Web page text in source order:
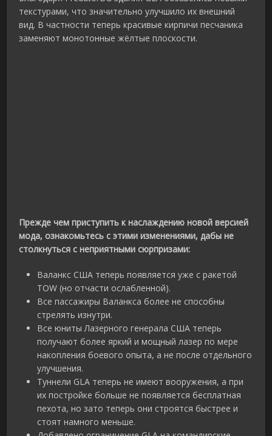
текстурами, что значительно улучшило их внешний
вид. В частности теперь красивые кирпичи песчаника
заменяют монотонные жёлтые плоскости.
Прежде чем приступить к наслаждению новой версией
мода, ознакомьтесь с этими изменениями, дабы не
столкнуться с неприятными сюрпризами:
Валанкс США теперь появляется уже с ракетой
TOW (но отчасти ослабленной).
Все пассажиры Валанкса более не способны
стрелять изнутри.
Все юниты Лазерного генерала США теперь
получают более яркий и мощный лазер по мере
накопления боевого опыта, а не после отдельного
улучшения.
Туннели GLA теперь не имеют вооружения, а при
их постройке больше не появляется бесплатная
пехота, но зато теперь они строятся быстрее и
стоят намного меньше.